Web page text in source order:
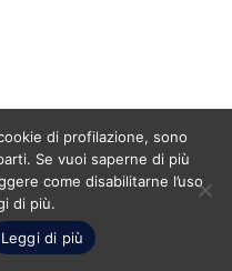
di profilazione, sono
Se vuoi saperne di più
come disabilitarne l’uso
di più.
Leggi di più